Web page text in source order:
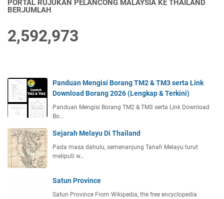
PORTAL RUJUKAN PELANCONG MALAYSIA KE THAILAND
BERJUMLAH
2,592,973
Panduan Mengisi Borang TM2 & TM3 serta Link
Download Borang 2026 (Lengkap & Terkini)
Panduan Mengisi Borang TM2 & TM3 serta Link Download
Bo…
Sejarah Melayu Di Thailand
Pada masa dahulu, semenanjung Tanah Melayu turut
meliputi w…
Satun Province
Satun Province From Wikipedia, the free encyclopedia